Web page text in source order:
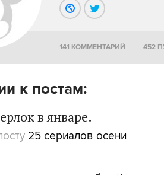
141 КОММЕНТАРИЙ 452
к постам:
в январе.
25 сериалов осени